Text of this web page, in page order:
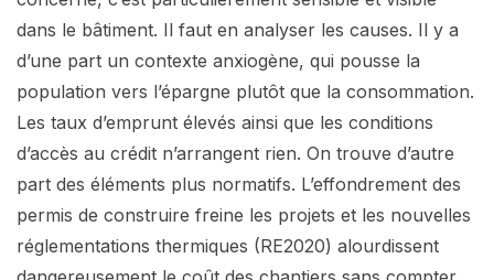
dans le bâtiment. Il faut en analyser les causes. Il y a
d’une part un contexte anxiogène, qui pousse la
population vers l’épargne plutôt que la consommation.
Les taux d’emprunt élevés ainsi que les conditions
d’accès au crédit n’arrangent rien. On trouve d’autre
part des éléments plus normatifs. L’effondrement des
permis de construire freine les projets et les nouvelles
réglementations thermiques (RE2020) alourdissent